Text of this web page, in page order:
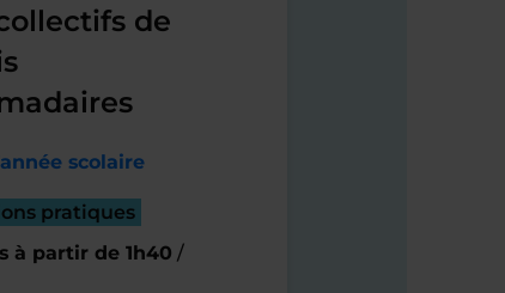
de
scolaire
pratiques
à partir de 1h40 /